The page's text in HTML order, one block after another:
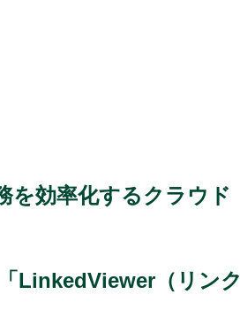
を効率化するクラウド
LinkedViewer（リンク